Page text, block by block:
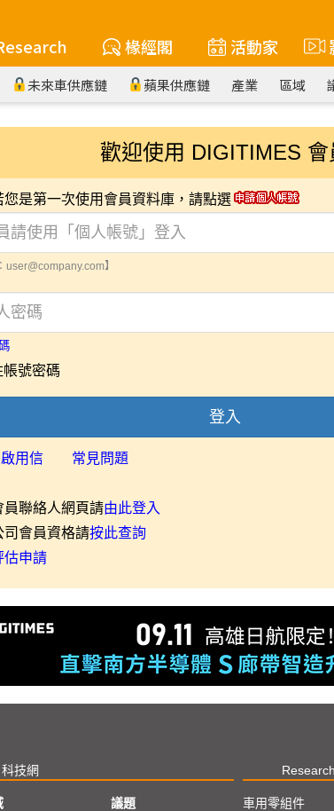
椽經閣 活動家
未來車供應鏈 蘋果供應鏈 產業 區域
歡迎使用 DIGITIMES 會
是第一次使用會員資料庫，請點選
user@company.com】
帳號密碼
登入
用信 常見問題
聯絡人網頁請由此登入
會員資格請按此查詢
估申請
科技網 Research
議題
車用零組件